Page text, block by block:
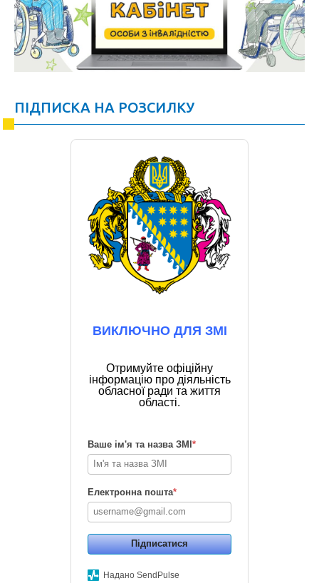
ПІДПИСКА НА РОЗСИЛКУ
ВИКЛЮЧНО ДЛЯ ЗМІ
Отримуйте офіційну
інформацію про діяльність
обласної ради та життя
області.
Ваше ім'я та назва ЗМІ *
Електронна пошта*
Підписатися
Надано SendPulse